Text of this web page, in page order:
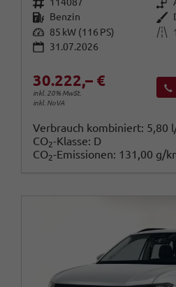
Kraftstoff Benzin Außenfarbe
Leistung 85 kW (116 PS) Kilometerstand
31.07.2026
30.222,– €
inkl. 20% MwSt.
inkl. NoVA
Verbrauch kombiniert: 5,80
CO2-Klasse: D
CO2-Emissionen: 131,00 g/